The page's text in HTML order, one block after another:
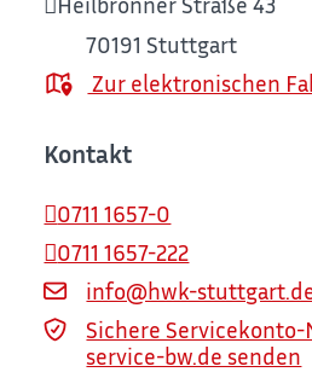
70191 Stuttgart
Zur elektronischen
Kontakt
0711 1657-0
0711 1657-222
info@hwk-
Sichere
service-bw.de senden